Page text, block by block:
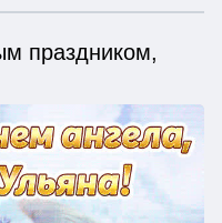
праздником,